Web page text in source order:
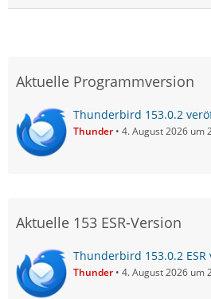
Aktuelle Programmversion
Thunderbird 153.0.2
Thunder 4. August 2026 um
Aktuelle 153 ESR-Version
Thunderbird 153.0.2
Thunder 4. August 2026 um